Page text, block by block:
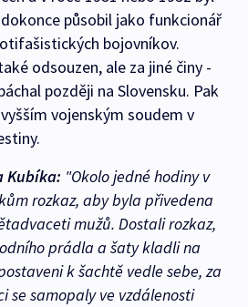
působil jako funkcionář
bojovníkov.
odsouzen, ale za jiné činy -
později na Slovensku. Pak
vojenským soudem v
Kubíka: "Okolo jedné hodiny v
rozkaz, aby byla přivedena
mužů. Dostali rozkaz,
prádla a šaty kladli na
k šachtě vedle sebe, za
se samopaly ve vzdálenosti